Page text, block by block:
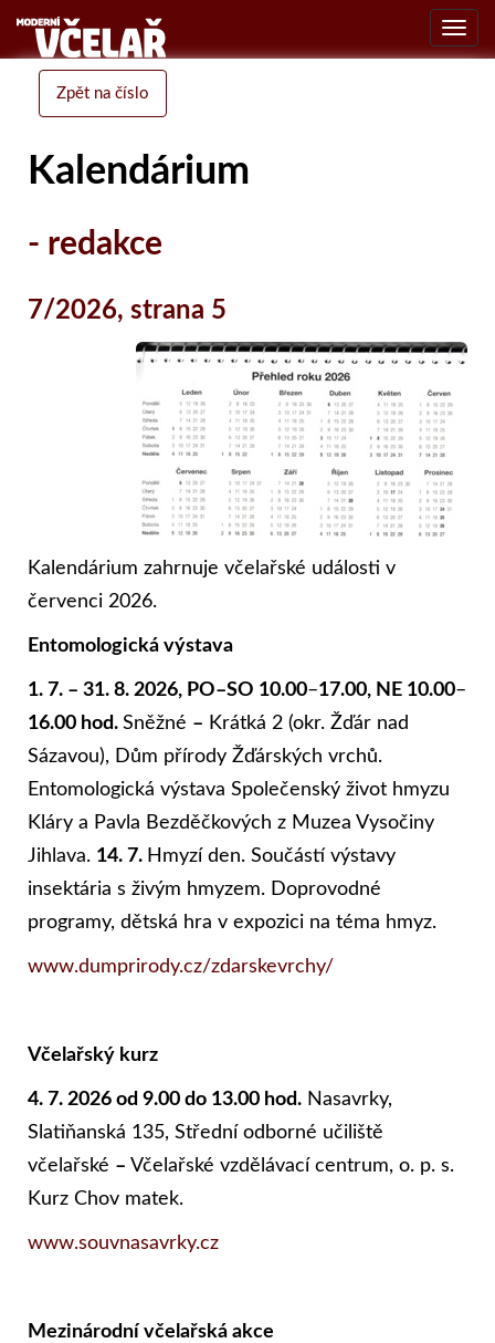
Zpět na číslo
Kalendárium
- redakce
7/2026, strana 5
Kalendárium zahrnuje včelařské události v
červenci 2026.
Entomologická výstava
1. 7. – 31. 8. 2026, PO–SO 10.00–17.00, NE 10.00–
16.00 hod. Sněžné – Krátká 2 (okr. Žďár nad
Sázavou), Dům přírody Žďárských vrchů.
Entomologická výstava Společenský život hmyzu
Kláry a Pavla Bezděčkových z Muzea Vysočiny
Jihlava. 14. 7. Hmyzí den. Součástí výstavy
insektária s živým hmyzem. Doprovodné
programy, dětská hra v expozici na téma hmyz.
www.dumprirody.cz/zdarskevrchy/
Včelařský kurz
4. 7. 2026 od 9.00 do 13.00 hod. Nasavrky,
Slatiňanská 135, Střední odborné učiliště
včelařské – Včelařské vzdělávací centrum, o. p. s.
Kurz Chov matek.
www.souvnasavrky.cz
Mezinárodní včelařská akce